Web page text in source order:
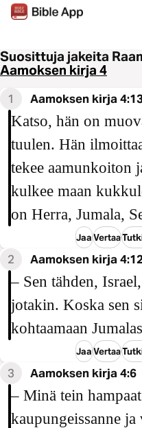
Suosittuja jakeita
Aamoksen kirja 4
1 Aamoksen kirja
Katso, hän on
tuulen. Hän
tekee aamunkoiton
kulkee maan
on Herra, Jumala,
JaaVertaa
2 Aamoksen kirja
– Sen tähden,
jotakin. Koska sen
kohtaamaan
JaaVertaa
3 Aamoksen kirja 4:6
– Minä tein
kaupungeissanne